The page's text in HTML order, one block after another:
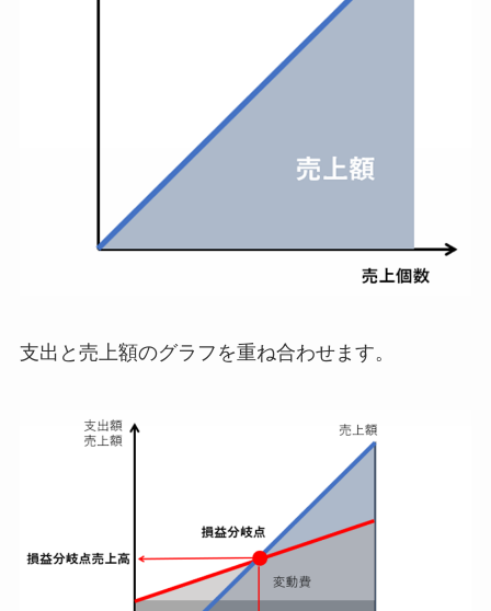
支出と売上額のグラフを重ね合わせます。